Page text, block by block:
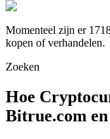
Futures met
Momenteel zijn er
kopen of verhandelen.
Zoeken
Hoe
Bitrue.com